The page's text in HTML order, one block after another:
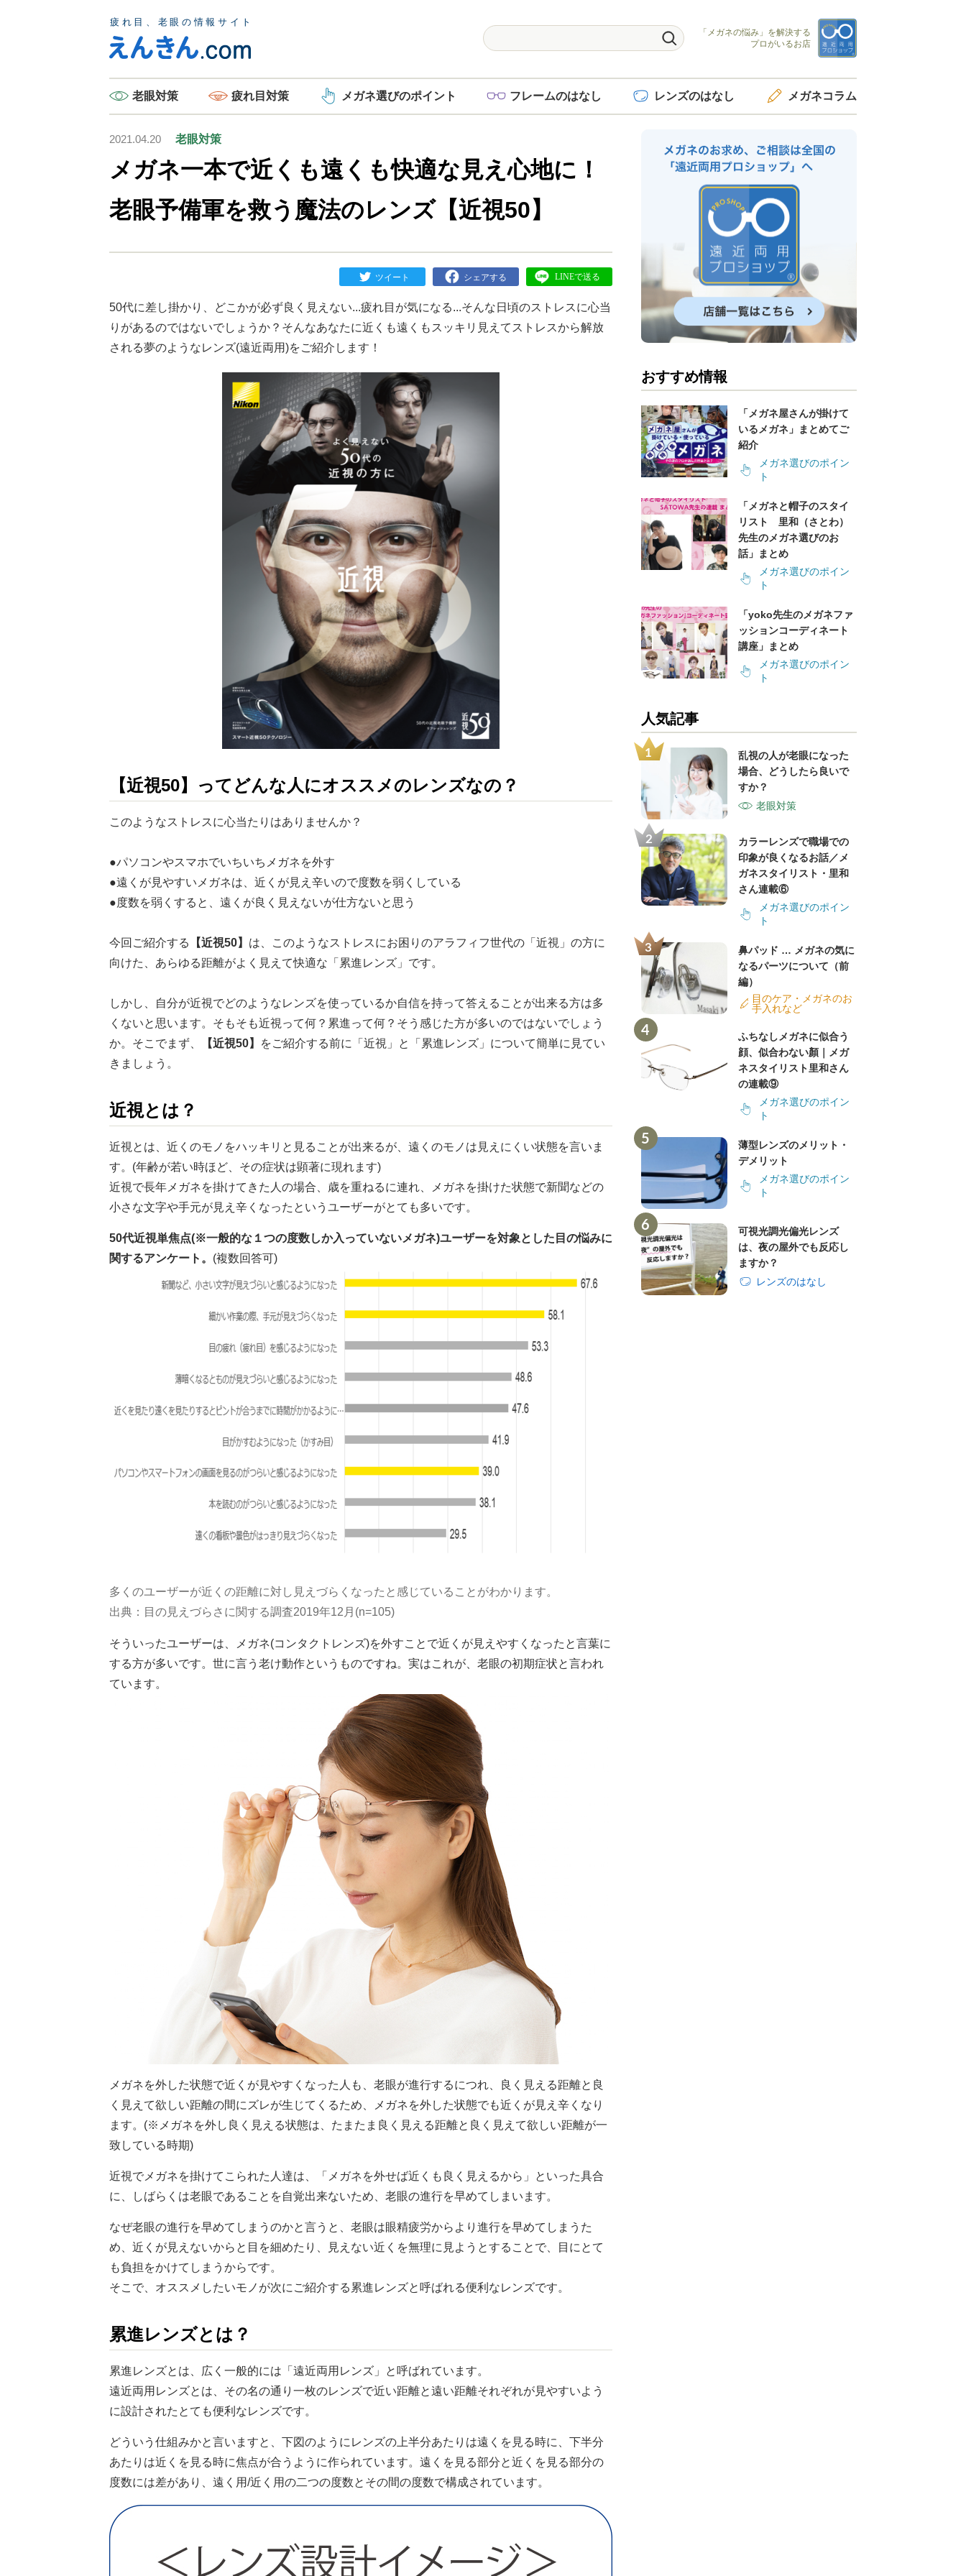
「メガネの悩み」を解決する
プロがいるお店
老眼対策 疲れ目 対策 メガネ選びのポイント フレームのはなし レンズのはなし メガネコラム
2021.04.20 老眼対策
メガネ一本で近くも遠くも快適な見え心地に！
老眼予備軍を救う魔法のレンズ【近視50】
50代に差し掛かり、どこかが必ず良く見えない...疲れ目が気になる...そんな日頃のストレスに心当
りがあるのではないでしょうか？そんなあなたに近くも遠くもスッキリ見えてストレスから解放
される夢のようなレンズ(遠近両用)をご紹介します！
【近視50】ってどんな人にオススメのレンズなの？
このようなストレスに心当たりはありませんか？
●パソコンやスマホでいちいちメガネを外す
●遠くが見やすいメガネは、近くが見え辛いので度数を弱くしている
●度数を弱くすると、遠くが良く見えないが仕方ないと思う
今回ご紹介する 【近視50】 は、このようなストレスにお困りのアラフィフ世代の「近視」の方に
向けた、あらゆる距離がよく見えて快適な「累進レンズ」です。
しかし、自分が近視でどのようなレンズを使っているか自信を持って答えることが出来る方は多
くないと思います。そもそも近視って何？累進って何？そう感じた方が多いのではないでしょう
か。そこでまず、
【近視50】
をご紹介する前に「近視」と「累進レンズ」について簡単に見てい
きましょう。
近視とは？
近視とは、近くのモノをハッキリと見ることが出来るが、遠くのモノは見えにくい状態を言いま
す。(年齢が若い時ほど、その症状は顕著に現れます)
近視で長年メガネを掛けてきた人の場合、歳を重ねるに連れ、メガネを掛けた状態で新聞などの
小さな文字や手元が見え辛くなったというユーザーがとても多いです。
50代近視単焦点(※一般的な１つの度数しか入っていないメガネ)ユーザーを対象とした目の悩みに
関するアンケート。 (複数回答可)
多くのユーザーが近くの距離に対し見えづらくなったと感じていることがわかります。
出典：目の見えづらさに関する調査2019年12月(n=105)
そういったユーザーは、メガネ(コンタクトレンズ)を外すことで近くが見えやすくなったと言葉に
する方が多いです。世に言う老け動作というものですね。実はこれが、老眼の初期症状と言われ
ています。
メガネを外した状態で近くが見やすくなった人も、老眼が進行するにつれ、良く見える距離と良
く見えて欲しい距離の間にズレが生じてくるため、メガネを外した状態でも近くが見え辛くなり
ます。(※メガネを外し良く見える状態は、たまたま良く見える距離と良く見えて欲しい距離が一
致している時期)
近視でメガネを掛けてこられた人達は、「メガネを外せば近くも良く見えるから」といった具合
に、しばらくは老眼であることを自覚出来ないため、老眼の進行を早めてしまいます。
なぜ老眼の進行を早めてしまうのかと言うと、老眼は眼精疲労からより進行を早めてしまうた
め、近くが見えないからと目を細めたり、見えない近くを無理に見ようとすることで、目にとて
も負担をかけてしまうからです。
そこで、オススメしたいモノが次にご紹介する累進レンズと呼ばれる便利なレンズです。
累進レンズとは？
累進レンズとは、広く一般的には「遠近両用レンズ」と呼ばれています。
遠近両用レンズとは、その名の通り一枚のレンズで近い距離と遠い距離それぞれが見やすいよう
に設計されたとても便利なレンズです。
どういう仕組みかと言いますと、下図のようにレンズの上半分あたりは遠くを見る時に、下半分
あたりは近くを見る時に焦点が合うように作られています。遠くを見る部分と近くを見る部分の
度数には差があり、遠く用/近く用の二つの度数とその間の度数で構成されています。
おすすめ情報
「メガネ屋さんが掛けて
いるメガネ」まとめてご
紹介
メガネ選びのポイン
ト
「メガネと帽子のスタイ
リスト 里和（さとわ）
先生のメガネ選びのお
話」まとめ
メガネ選びのポイン
ト
「yoko先生のメガネファ
ッションコーディネート
講座」まとめ
メガネ選びのポイン
ト
人気記事
乱視の人が老眼になった
場合、どうしたら良いで
すか？
老眼対策
カラーレンズで職場での
印象が良くなるお話／メ
ガネスタイリスト・里和
さん連載⑥
メガネ選びのポイン
ト
鼻パッド … メガネの気に
なるパーツについて（前
編）
目のケア・メガネのお
手入れなど
ふちなしメガネに似合う
顔、似合わない顏｜メガ
ネスタイリスト里和さん
の連載⑨
メガネ選びのポイン
ト
薄型レンズのメリット・
デメリット
メガネ選びのポイン
ト
可視光調光偏光レンズ
は、夜の屋外でも反応し
ますか？
レンズのはなし